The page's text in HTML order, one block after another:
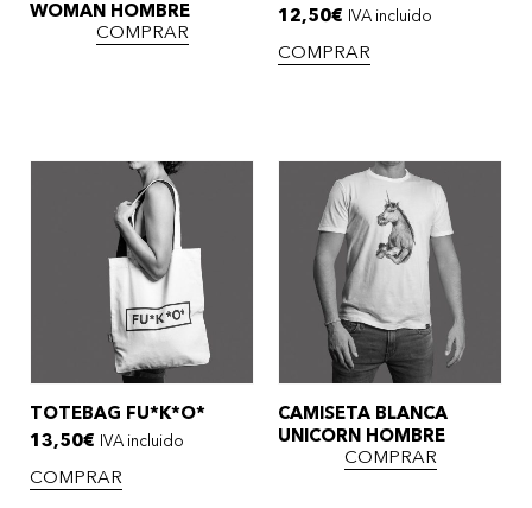
WOMAN HOMBRE
COMPRAR
12,50€ IVA incluido
COMPRAR
TOTEBAG FU*K*O*
13,50€ IVA incluido
COMPRAR
CAMISETA BLANCA
UNICORN HOMBRE
COMPRAR